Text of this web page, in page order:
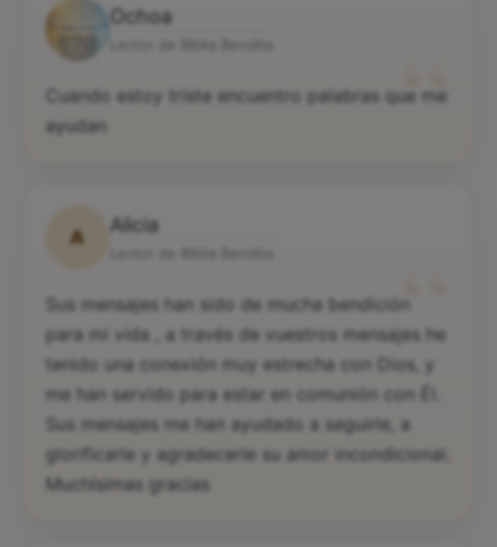
Ochoa
“
Cuando estoy triste encuentro palabras que me
ayudan
A
Alicia
“
Sus mensajes han sido de mucha bendición
para mi vida , a través de vuestros mensajes he
tenido una conexión muy estrecha con Dios, y
me han servido para estar en comunión con Él.
Sus mensajes me han ayudado a seguirle, a
glorificarle y agradecerle su amor incondicional.
Muchísimas gracias